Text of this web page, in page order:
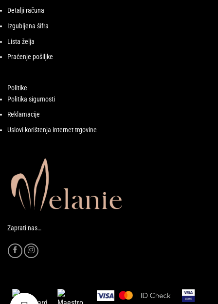
Detalji računa
Izgubljena šifra
Lista želja
Praćenje pošiljke
Politike
Politika sigurnosti
Reklamacije
Uslovi korištenja internet trgovine
Zaprati nas…